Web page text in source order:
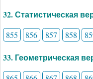
32. Статистическая
855 856 857 858
33. Геометрическая